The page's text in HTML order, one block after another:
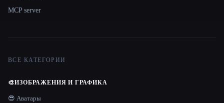
MCP server
ВСЕ КАТЕГОРИИ
🎨ИЗОБРАЖЕНИЯ И ГРАФИКА
😎 Аватары